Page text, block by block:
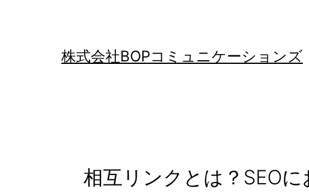
株式会社BOPコミュニケーションズ
相互リンクとは？SEO